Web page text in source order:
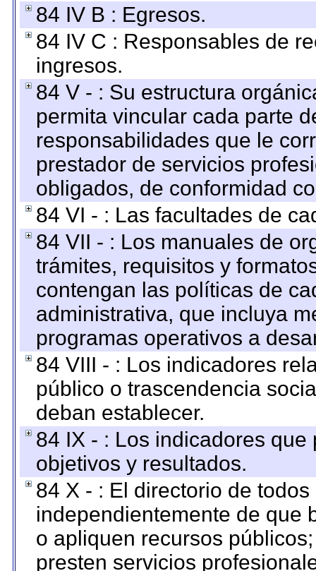
84 IV B : Egresos.
84 IV C : Responsables de
ingresos.
84 V - : Su estructura
permita vincular cada parte
responsabilidades que le
prestador de servicios
obligados, de conformidad
84 VI - : Las facultades de
84 VII - : Los manuales de
trámites, requisitos y
contengan las políticas de
administrativa, que incluya
programas operativos a
84 VIII - : Los indicadores
público o trascendencia
deban establecer.
84 IX - : Los indicadores
objetivos y resultados.
84 X - : El directorio de
independientemente de que
o apliquen recursos
presten servicios